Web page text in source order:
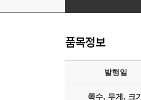
품목정보
발행일
쪽수, 무게, 크기